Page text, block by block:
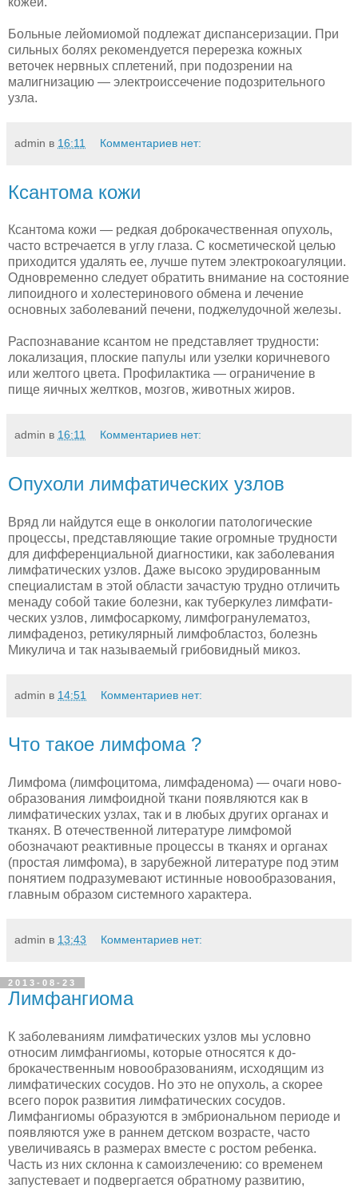
Больные лейомиомой подлежат диспансеризации. При
сильных болях рекомендуется перерезка кожных
веточек нервных спле­тений, при подозрении на
малигнизацию — электроиссечение подозрительного
узла.
admin в 16:11 Комментариев нет:
Ксантома кожи
Ксантома кожи — редкая доброкачественная опухоль,
часто встречается в углу глаза. С косметической целью
приходится удалять ее, лучше путем электрокоагуляции.
Одновременно сле­дует обратить внимание на состояние
липоидного и холестери­нового обмена и лечение
основных заболеваний печени, подже­лудочной железы.
Распознавание ксантом не представляет трудности:
локали­зация, плоские папулы или узелки коричневого
или желтого цвета. Профилактика — ограничение в
пище яичных желтков, мозгов, животных жиров.
admin в 16:11 Комментариев нет:
Опухоли лимфатических узлов
Вряд ли найдутся еще в онкологии патологические
процессы, представляющие такие огромные трудности
для дифференциаль­ной диагностики, как заболевания
лимфатических узлов. Даже вы­соко эрудированным
специалистам в этой области зачастую трудно отличить
менаду собой такие болезни, как туберкулез лимфати­
ческих узлов, лимфосаркому, лимфогранулематоз,
лимфаденоз, ретикулярный лимфобластоз, болезнь
Микулича и так называе­мый грибовидный микоз.
admin в 14:51 Комментариев нет:
Что такое лимфома ?
Лимфома (лимфоцитома, лимфаденома) — очаги ново­
образования лимфоидной ткани появляются как в
лимфатических узлах, так и в любых других органах и
тканях. В отечественной литературе лимфомой
обозначают реактивные процессы в тканях и органах
(простая лимфома), в зарубежной литературе под этим
понятием подразумевают истинные новообразования,
главным образом системного характера.
admin в 13:43 Комментариев нет:
2013-08-23
Лимфангиома
К заболеваниям лимфатических узлов мы условно
относим лимфангиомы, которые относятся к до­
брокачественным новообразованиям, исходящим из
лимфатических сосудов. Но это не опухоль, а скорее
всего порок развития лим­фатических сосудов.
Лимфангиомы образуются в эмбриональ­ном периоде и
появляются уже в раннем детском возрасте, часто
увеличиваясь в размерах вместе с ростом ребенка.
Часть из них склонна к самоизлечению: со временем
запустевает и подвергается обратному развитию,